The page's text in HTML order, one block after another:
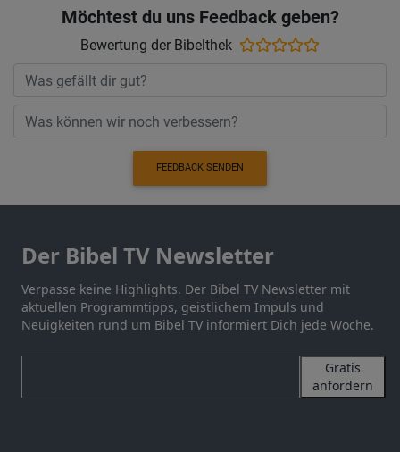
Möchtest du uns Feedback geben?
Bewertung der Bibelthek
FEEDBACK SENDEN
Der Bibel TV Newsletter
Verpasse keine Highlights. Der Bibel TV Newsletter mit
aktuellen Programmtipps, geistlichem Impuls und
Neuigkeiten rund um Bibel TV informiert Dich jede Woche.
Gratis
anfordern